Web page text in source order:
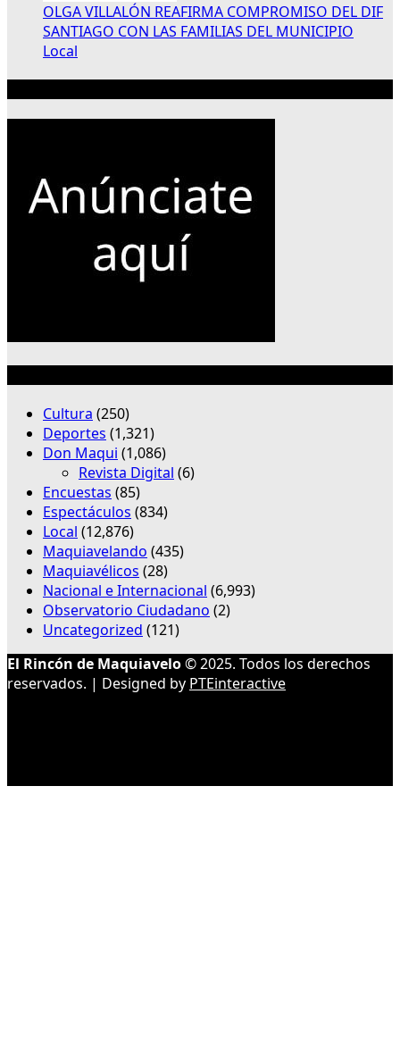
OLGA VILLALÓN REAFIRMA COMPROMISO DEL DIF
SANTIAGO CON LAS FAMILIAS DEL MUNICIPIO
Local
Cultura (250)
Deportes (1,321)
Don Maqui (1,086)
Revista Digital (6)
Encuestas (85)
Espectáculos (834)
Local (12,876)
Maquiavelando (435)
Maquiavélicos (28)
Nacional e Internacional (6,993)
Observatorio Ciudadano (2)
Uncategorized (121)
El Rincón de Maquiavelo© 2025. Todos los derechos
reservados. | Designed by PTEinteractive